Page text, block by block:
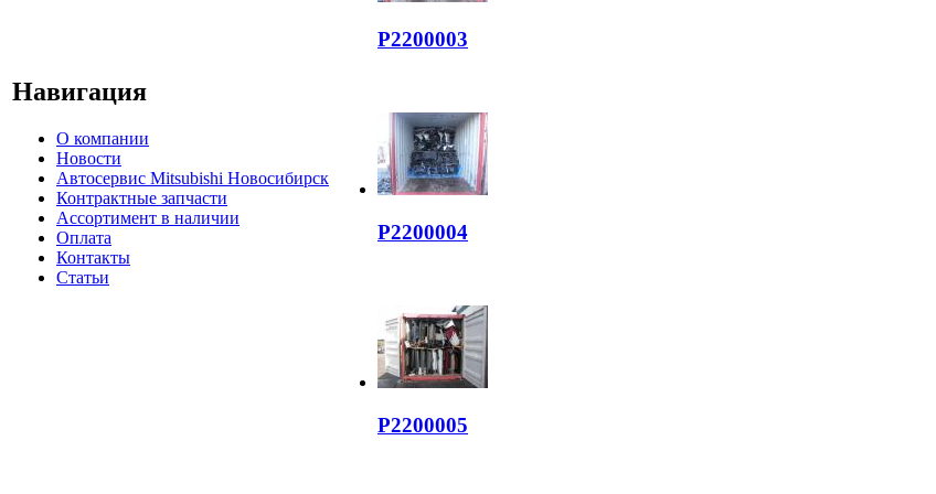
Навигация
О компании
Новости
Автосервис Mitsubishi Новосибирск
Контрактные запчасти
Ассортимент в наличии
Оплата
Контакты
Статьи
P2200003
P2200004
P2200005